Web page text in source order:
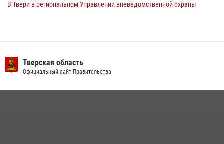
В Твери в региональном Управлении вневедомственной охраны
10 июля 2026, 08:44 1
Тверская область
Официальный сайт Правительства